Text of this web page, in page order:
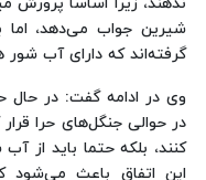
ندهند، زیرا اساسا
شیرین جواب می‌دهد، اما
گرفته‌اند که دارای آب شور
وی در ادامه گفت: در حال
در حوالی جنگل‌های حرا قرار
کنند، بلکه حتما باید از
این اتفاق باعث می‌شود